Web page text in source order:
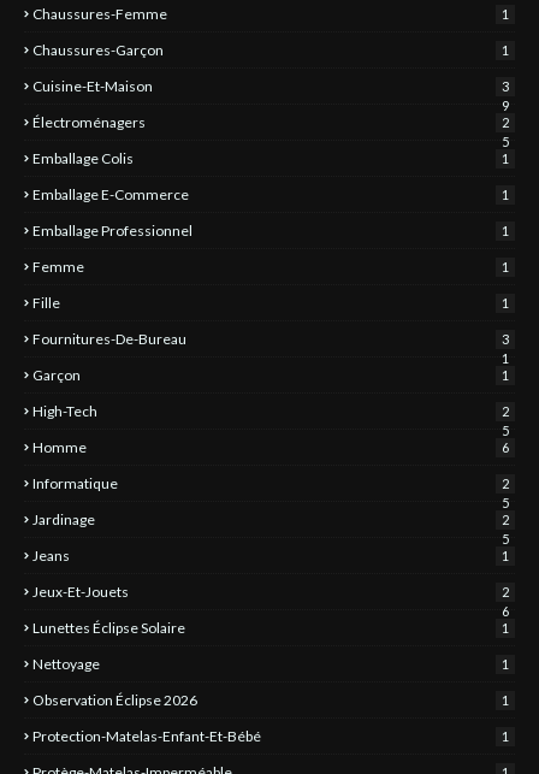
Chaussures-Femme 1
Chaussures-Garçon 1
Cuisine-Et-Maison
3
9
Électroménagers
2
5
Emballage Colis 1
Emballage E-Commerce 1
Emballage Professionnel 1
Femme 1
Fille 1
Fournitures-De-Bureau
3
1
Garçon 1
High-Tech
2
5
Homme 6
Informatique
2
5
Jardinage
2
5
Jeans 1
Jeux-Et-Jouets
2
6
Lunettes Éclipse Solaire 1
Nettoyage 1
Observation Éclipse 2026 1
Protection-Matelas-Enfant-Et-Bébé 1